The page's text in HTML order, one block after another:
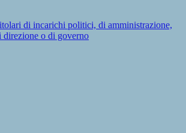
di incarichi politici, di amministrazione,
direzione o di governo